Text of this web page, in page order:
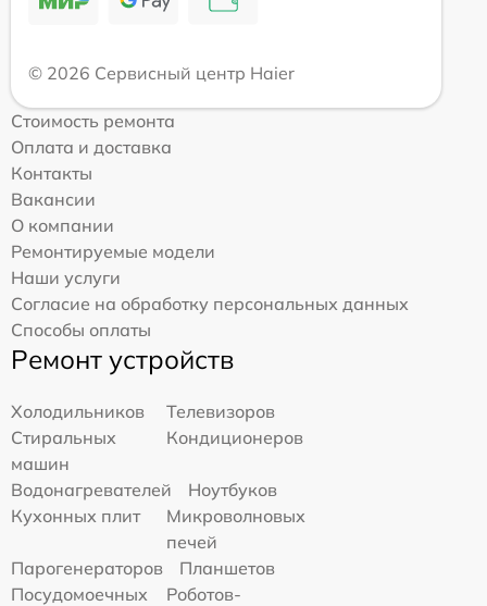
© 2026 Сервисный центр Haier
Стоимость ремонта
Оплата и доставка
Контакты
Вакансии
О компании
Ремонтируемые модели
Наши услуги
Согласие на обработку персональных данных
Способы оплаты
Ремонт устройств
Холодильников
Телевизоров
Стиральных
машин
Кондиционеров
Водонагревателей
Ноутбуков
Кухонных плит
Микроволновых
печей
Парогенераторов
Планшетов
Посудомоечных
Роботов-